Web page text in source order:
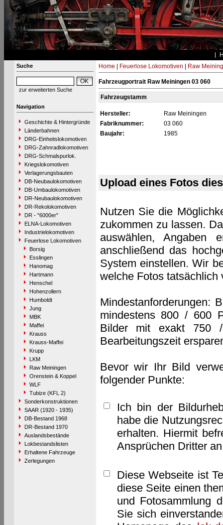
Suche
zur erweiterten Suche
Navigation
Geschichte & Hintergründe
Länderbahnen
DRG-Einheitslokomotiven
DRG-Zahnradlokomotiven
DRG-Schmalspurlok.
Kriegslokomotiven
Verlagerungsbauten
DB-Neubaulokomotiven
DB-Umbaulokomotiven
DR-Neubaulokomotiven
DR-Rekolokomotiven
DR - "6000er"
ELNA-Lokomotiven
Industrielokomotiven
Feuerlose Lokomotiven
Borsig
Esslingen
Hanomag
Hartmann
Henschel
Hohenzollern
Humboldt
Jung
MBK
Maffei
Krauss
Krauss-Maffei
Krupp
LKM
Raw Meiningen
Orenstein & Koppel
WLF
Tubize (KFL 2)
Sonderkonstruktionen
SAAR (1920 - 1935)
DB-Bestand 1968
DR-Bestand 1970
Auslandsbestände
Lokbestandslisten
Erhaltene Fahrzeuge
Zerlegungen
Home Feuerlose Lokomotiven Raw
Fahrzeugportrait Raw Meiningen 03 060
Fahrzeugstamm
Hersteller:
Raw Meiningen
Fabriknummer:
03 060
Baujahr:
1985
Upload eines Fotos
Nutzen Sie die
zukommen zu lassen.
auswählen, Angaben
anschließend das
System einstellen. Wir
welche Fotos tatsächlich
Mindestanforderungen:
mindestens 800 / 600
Bilder mit exakt 750
Bearbeitungszeit
Bevor wir Ihr Bild
folgender Punkte:
Ich bin der
habe die
erhalten. Hiermit
Ansprüchen Dritter
Diese Webseite ist
diese Seite einen
und Fotosammlung
Sie sich